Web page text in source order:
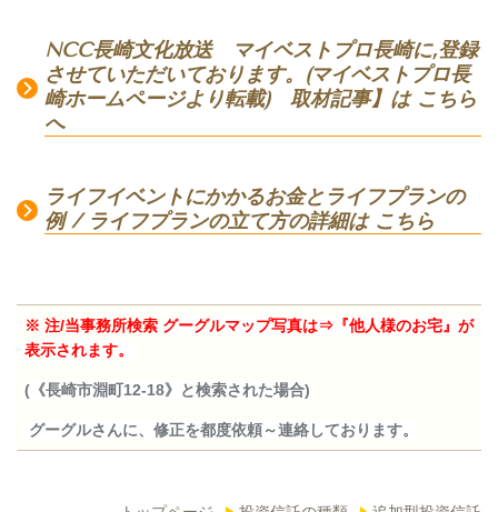
NCC長崎文化放送 マイベストプロ長崎に,登録
させていただいております。(マイベストプロ長
崎ホームページより転載) 取材記事】は こちら
へ
ライフイベントにかかるお金とライフプランの
例 / ライフプランの立て方の詳細は こちら
※ 注/当事務所検索 グーグルマップ写真は⇒『他人様のお宅』が
表示されます。
(《長崎市淵町12-18》と検索された場合)
グーグルさんに、修正を都度依頼～連絡しております。